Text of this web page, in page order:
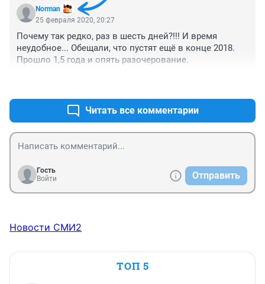
Norman
25 февраля 2020, 20:27
Почему так редко, раз в шесть дней?!!! И время
неудобное... Обещали, что пустят ещё в конце 2018.
Прошло 1,5 года и опять разочерование.
Читать все комментарии
Гость
Войти
Отправить
Новости СМИ2
ТОП 5